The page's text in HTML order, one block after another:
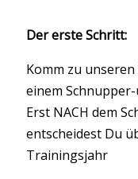
Der erste Schritt:
Komm zu
einem
Erst NACH dem
entscheidest Du
Trainingsjahr